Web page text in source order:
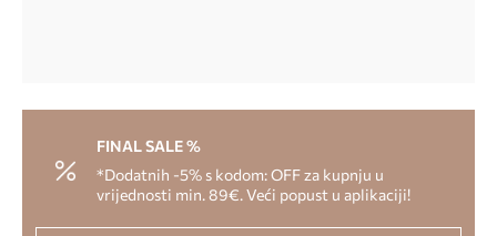
FINAL SALE %
*Dodatnih -5% s kodom: OFF za kupnju u
vrijednosti min. 89€. Veći popust u aplikaciji!